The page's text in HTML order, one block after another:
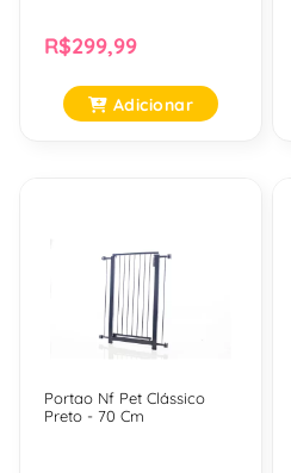
R$299,99
Adicionar
Portao Nf Pet Clássico
Preto - 70 Cm